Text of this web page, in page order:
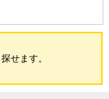
せます。